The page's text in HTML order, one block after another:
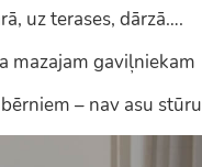
uz terases, dārzā….
mazajam gaviļniekam
– nav asu stūru